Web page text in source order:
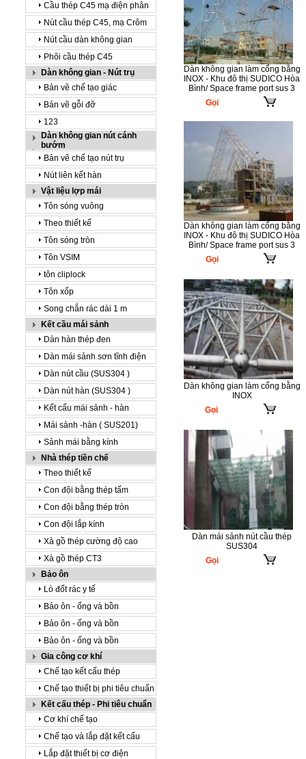
Cầu thép C45 mạ điện phân
Nút cầu thép C45, mạ Crôm
Nút cầu dàn không gian
Phôi cầu thép C45
Dàn không gian - Nút trụ
Bản vẽ chế tạo giác
Bản vẽ gỗi đỡ
123
Dàn không gian nút cánh
bướm
Bản vẽ chế tạo nút trụ
Nút liên kết hàn
Vật liệu lợp mái
Tôn sóng vuông
Theo thiết kế
Tôn sóng tròn
Tôn VSIM
tôn cliplock
Tôn xốp
Song chắn rác dài 1 m
Kết cầu mái sảnh
Dàn hàn thép đen
Dàn mái sảnh sơn tĩnh điện
Dàn nút cầu (SUS304 )
Dàn nút hàn (SUS304 )
Kết cấu mái sảnh - hàn
Mái sảnh -hàn ( SUS201)
Sảnh mái bằng kính
Nhà thép tiền chế
Theo thiết kế
Con đội bằng thép tấm
Con đội bằng thép tròn
Con đội lắp kính
Xà gồ thép cường độ cao
Xà gồ thép CT3
Bảo ôn
Lò đốt rác y tế
Bảo ôn - ống và bồn
Bảo ôn - ống và bồn
Bảo ôn - ống và bồn
Gia công cơ khí
Chế tạo kết cấu thép
Chế tạo thiết bị phi tiêu chuẩn
Kết cấu thép - Phi tiêu chuẩn
Cơ khí chế tạo
Chế tạo và lắp đặt kết cấu
Lắp đặt thiết bị cơ điện
Dàn không gian làm cổng bằng
INOX - Khu đô thị SUDICO Hòa
Bình/ Space frame port sus 3
Gọi
Dàn không gian làm cổng bằng
INOX - Khu đô thị SUDICO Hòa
Bình/ Space frame port sus 3
Gọi
Dàn không gian làm cổng bằng
INOX
Gọi
Dàn mái sảnh nút cầu thép
SUS304
Gọi